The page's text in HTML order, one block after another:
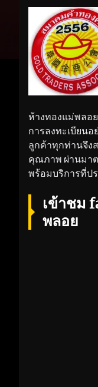
ห้างทองแม่พลอ
การลงทะเบียนอ
ลูกค้าทุกท่านจึง
คุณภาพ ผ่านมา
พร้อมบริการที่ป
เข้าชม
พลอย